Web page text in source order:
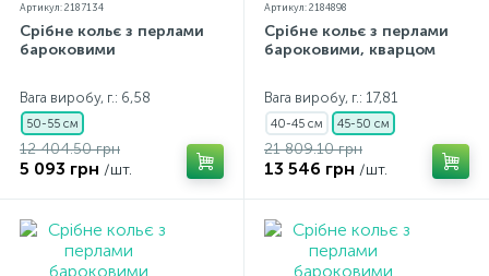
Артикул: 2187134
Срібне кольє з перлами
бароковими
Вага виробу, г.: 6,58
50-55 см
12 404.50 грн
5 093 грн /шт.
Артикул: 2184898
Срібне кольє з перлами
бароковими, кварцом
Вага виробу, г.: 17,81
40-45 см 45-50 см
21 809.10 грн
13 546 грн /шт.